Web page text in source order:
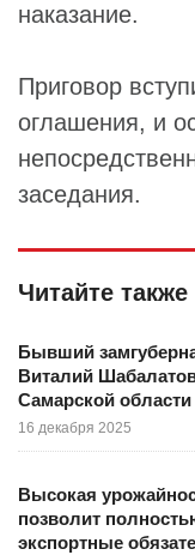
наказание.
Приговор
оглашения, и
заседания.
Читайте также
Бывший
Виталий
Самарской области
16 декабря 2025
Высокая
позволит
экспортные